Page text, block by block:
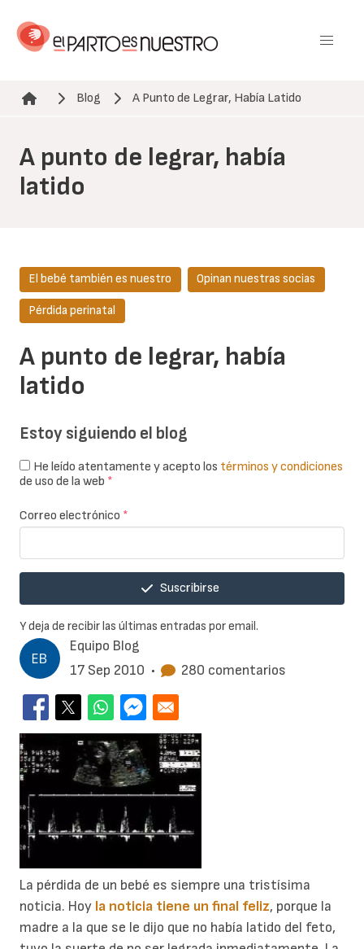
contenido
Ruta de navegación
Blog A Punto de Legrar, Había Latido
A punto de legrar, había
latido
Equipo Blog
17 Sep 2010 • 280 comentarios
A punto de legrar, había
latido
El bebé también es nuestro Opinan nuestras socias
Pérdida perinatal
La pérdida de un bebé es siempre una tristísima
noticia. Hoy la noticia tiene un final feliz, porque la
madre a la que se le dijo que no había latido del feto,
Estoy siguiendo el blog
He leído atentamente y acepto los términos y condiciones
de uso de la web *
Correo electrónico *
Suscribirse
Y deja de recibir las últimas entradas por email.